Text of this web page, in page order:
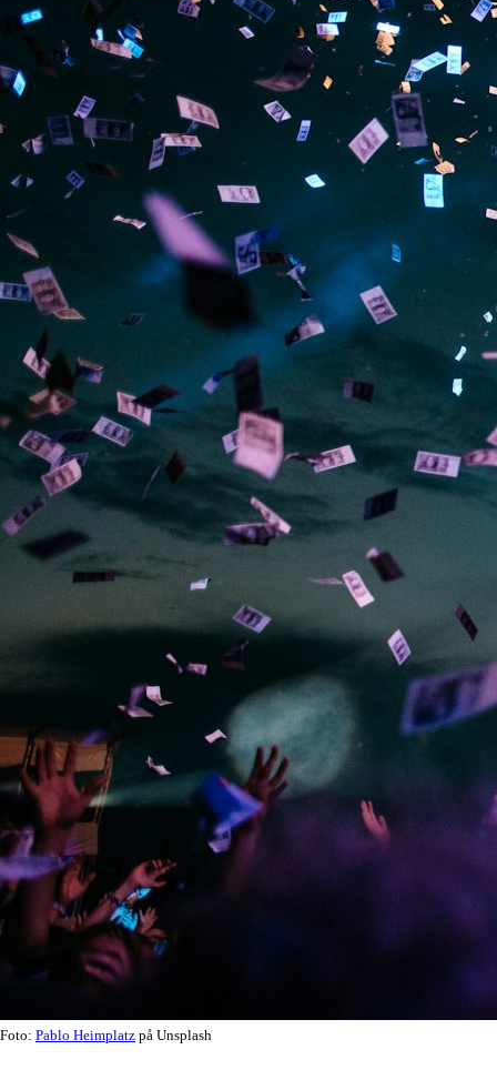
Foto: Pablo Heimplatz på Unsplash